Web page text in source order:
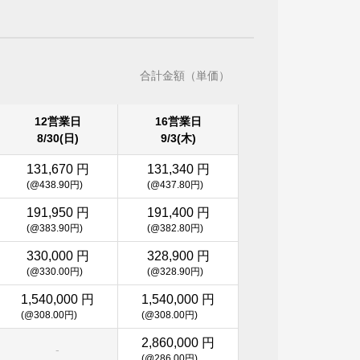
合計金額（単価）
12営業日
8/30(日)
16営業日
9/3(木)
131,670 円
(@438.90円)
131,340 円
(@437.80円)
191,950 円
(@383.90円)
191,400 円
(@382.80円)
330,000 円
(@330.00円)
328,900 円
(@328.90円)
1,540,000 円
(@308.00円)
1,540,000 円
(@308.00円)
- 2,860,000 円